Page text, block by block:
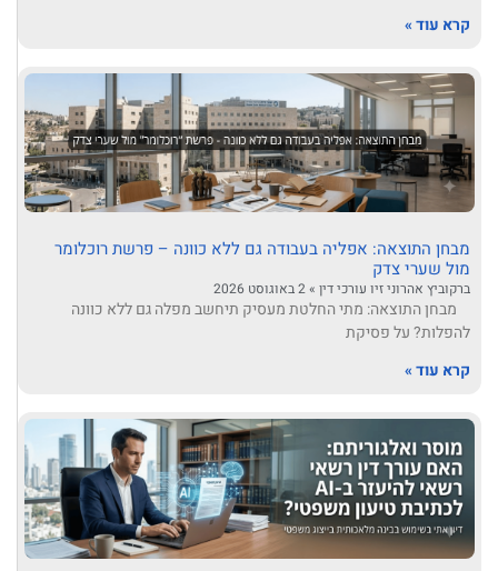
קרא עוד »
מבחן התוצאה: אפליה בעבודה גם ללא כוונה – פרשת רוכלומר
מול שערי צדק
ברקוביץ אהרוני זיו עורכי דין
מבחן התוצאה: מתי החלטת מעסיק תיחשב מפלה גם ללא כוונה
להפלות? על פסיקת
קרא עוד »